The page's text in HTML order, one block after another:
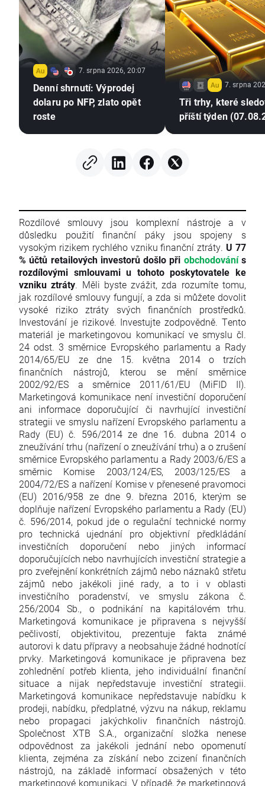
7. srpna 2026, 20:07
Denní shrnutí: Výprodej
dolaru po NFP, zlato opět
roste
7. srpna
Tři trhy, které
příští týden
Rozdílové smlouvy jsou komplexní nástroje a v
důsledku použití finanční páky jsou spojeny s
vysokým rizikem rychlého vzniku finanční ztráty. U 77
% účtů retailových investorů došlo při obchodovánís
rozdílovými smlouvami u tohoto poskytovatele ke
vzniku ztráty. Měli byste zvážit, zda rozumíte tomu,
jak rozdílové smlouvy fungují, a zda si můžete dovolit
vysoké riziko ztráty svých finančních prostředků.
Investování je rizikové. Investujte zodpovědně. Tento
materiál je marketingovou komunikací ve smyslu čl.
24 odst. 3 směrnice Evropského parlamentu a Rady
2014/65/EU ze dne 15. května 2014 o trzích
finančních nástrojů, kterou se mění směrnice
2002/92/ES a směrnice 2011/61/EU (MiFID II).
Marketingová komunikace není investiční doporučení
ani informace doporučující či navrhující investiční
strategii ve smyslu nařízení Evropského parlamentu a
Rady (EU) č. 596/2014 ze dne 16. dubna 2014 o
zneužívání trhu (nařízení o zneužívání trhu) a o zrušení
směrnice Evropského parlamentu a Rady 2003/6/ES a
směrnic Komise 2003/124/ES, 2003/125/ES a
2004/72/ES a nařízení Komise v přenesené pravomoci
(EU) 2016/958 ze dne 9. března 2016, kterým se
doplňuje nařízení Evropského parlamentu a Rady (EU)
č. 596/2014, pokud jde o regulační technické normy
pro technická ujednání pro objektivní předkládání
investičních doporučení nebo jiných informací
doporučujících nebo navrhujících investiční strategie a
pro zveřejnění konkrétních zájmů nebo náznaků střetu
zájmů nebo jakékoli jiné rady, a to i v oblasti
investičního poradenství, ve smyslu zákona č.
256/2004 Sb., o podnikání na kapitálovém trhu.
Marketingová komunikace je připravena s nejvyšší
pečlivostí, objektivitou, prezentuje fakta známé
autorovi k datu přípravy a neobsahuje žádné hodnotící
prvky. Marketingová komunikace je připravena bez
zohlednění potřeb klienta, jeho individuální finanční
situace a nijak nepředstavuje investiční strategii.
Marketingová komunikace nepředstavuje nabídku k
prodeji, nabídku, předplatné, výzvu na nákup, reklamu
nebo propagaci jakýchkoliv finančních nástrojů.
Společnost XTB S.A., organizační složka nenese
odpovědnost za jakékoli jednání nebo opomenutí
klienta, zejména za získání nebo zcizení finančních
nástrojů, na základě informací obsažených v této
marketingové komunikaci. V případě, že marketingová